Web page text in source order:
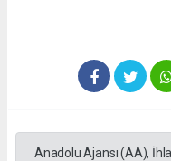
Anadolu Ajansı (AA),